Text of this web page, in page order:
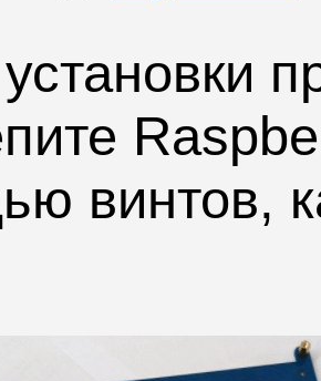
винтов,